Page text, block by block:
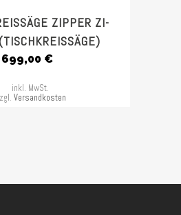
ZIPPER ZI-
699,00 €
inkl. MwSt.
Versandkosten